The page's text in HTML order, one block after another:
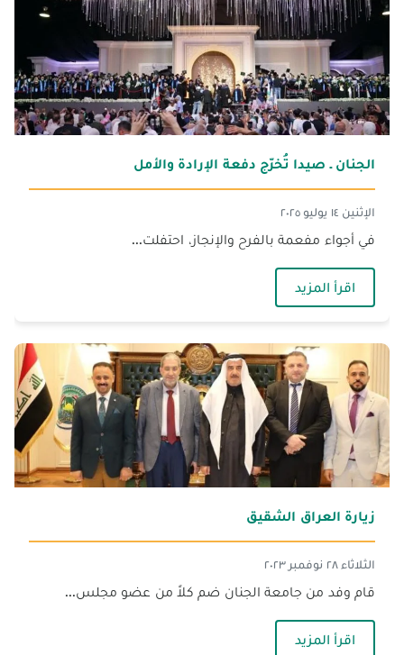
الجنان ـ صيدا تُخرّج دفعة الإرادة والأمل
الإثنين ١٤ يوليو ٢٠٢٥
في أجواء مفعمة بالفرح والإنجاز، احتفلت...
اقرأ المزيد— الجنان ـ صيدا تُخرّج دفعة الإرادة والأمل
زيارة العراق الشقيق
الثلاثاء ٢٨ نوفمبر ٢٠٢٣
قام وفد من جامعة الجنان ضم كلاً من عضو مجلس...
اقرأ المزيد— زيارة العراق الشقيق